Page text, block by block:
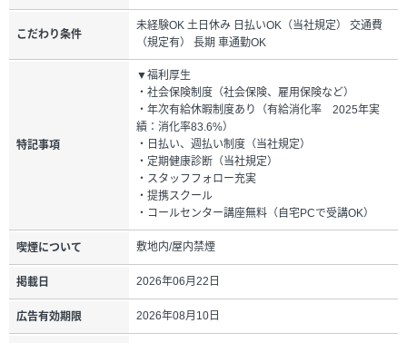
こだわり条件
未経験OK 土日休み 日払いOK（当社規定） 交通費
（規定有） 長期 車通勤OK
特記事項
▼福利厚生
・社会保険制度（社会保険、雇用保険など）
・年次有給休暇制度あり（有給消化率 2025年実
績：消化率83.6%）
・日払い、週払い制度（当社規定）
・定期健康診断（当社規定）
・スタッフフォロー充実
・提携スクール
・コールセンター講座無料（自宅PCで受講OK）
喫煙について 敷地内/屋内禁煙
掲載日 2026年06月22日
広告有効期限 2026年08月10日